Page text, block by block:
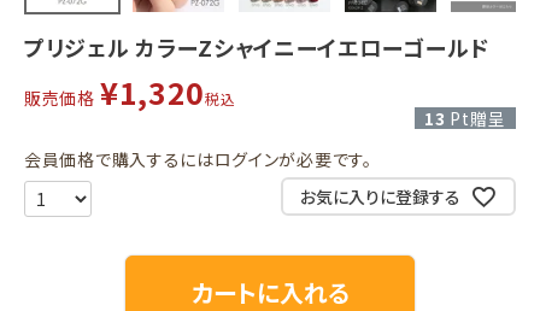
プリジェル カラーZシャイニーイエローゴールド
販売価格 ¥1,320税込
13 Pt贈呈
会員価格で購入するにはログインが必要です。
お気に入りに登録する
カートに入れる